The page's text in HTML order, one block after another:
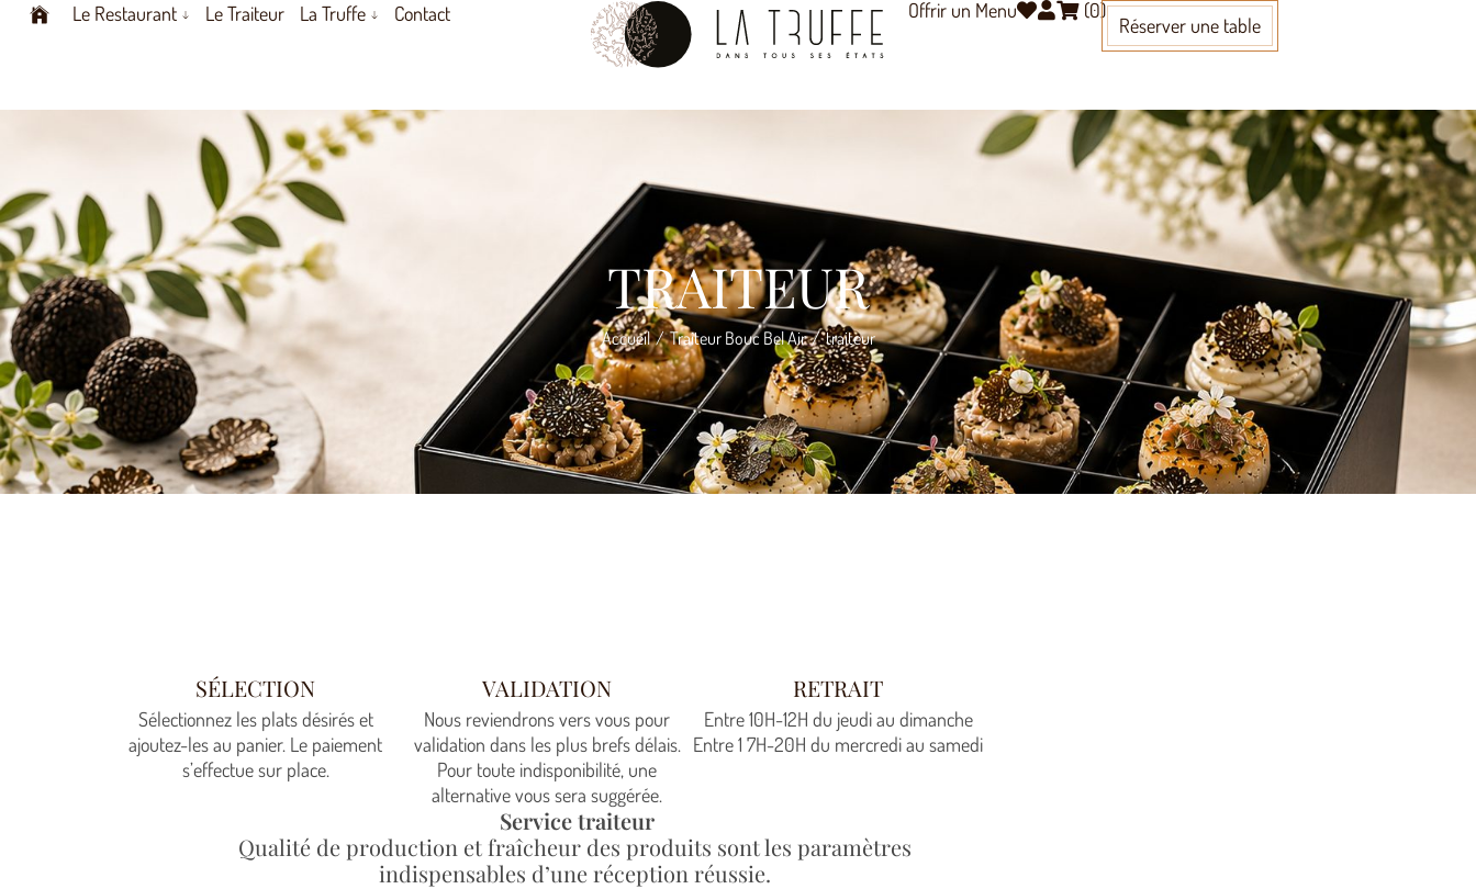
Le Restaurant Le Traiteur La Truffe Contact Offrir un Menu (0)
Réserver une table
TRAITEUR
Accueil / Traiteur Bouc Bel Air / traiteur
SÉLECTION
Sélectionnez les plats désirés et
ajoutez-les au panier. Le paiement
s’effectue sur place.
VALIDATION
Nous reviendrons vers vous pour
validation dans les plus brefs délais.
Pour toute indisponibilité, une
alternative vous sera suggérée.
RETRAIT
Entre 10H-12H du jeudi au dimanche
Entre 1 7H-20H du mercredi au samedi
Service traiteur
Qualité de production et fraîcheur des produits sont les paramètres
indispensables d’une réception réussie.